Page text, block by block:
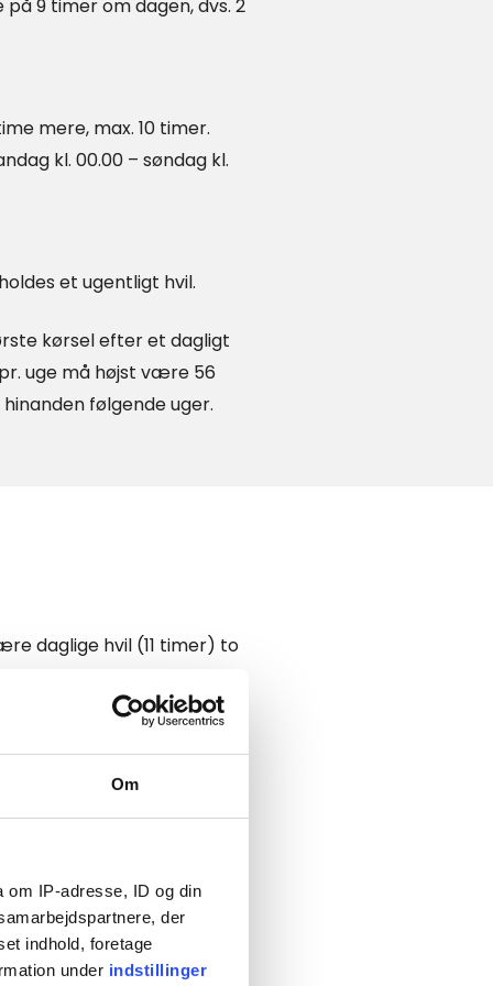
Om
om IP-adresse, ID og din
der
indhold, foretage
under indstillinger
9 timer om dagen, dvs. 2
mere, max. 10 timer.
kl. 00.00 – søndag kl.
et ugentligt hvil.
kørsel efter et dagligt
uge må højst være 56
følgende uger.
daglige hvil (11 timer) to
vare 1 time.
regler:
30 timer i stedet for